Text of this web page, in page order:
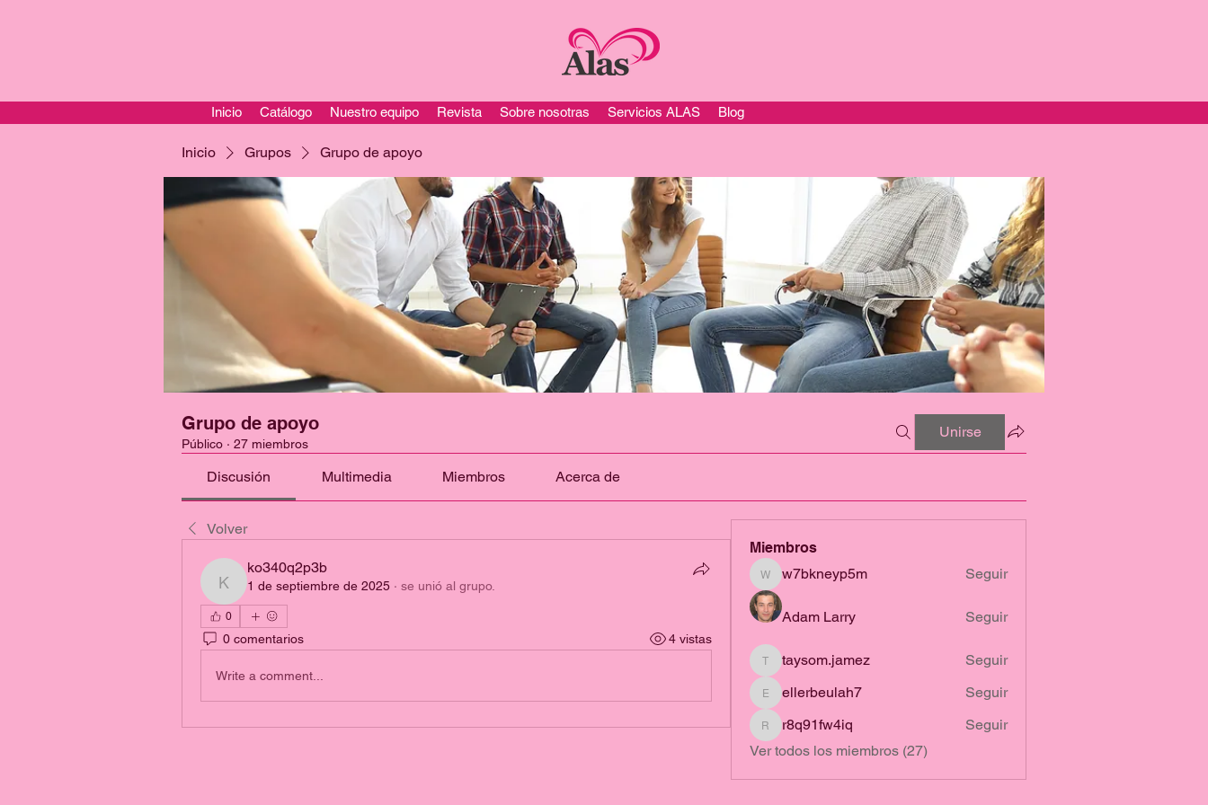
Inicio Catálogo Nuestro equipo Revista Sobre nosotras Servicios ALAS Blog
Inicio Grupos Grupo de apoyo
Grupo de apoyo
Público · 27 miembros
Unirse
Discusión Multimedia Miembros Acerca de
Volver
ko340q2p3b
ko340q2p3b
1 de septiembre de 2025 · se unió al grupo.
0
0 comentarios 4 vistas
Write a comment...
Miembros
w7bkneyp5m
w7bkneyp5m Seguir
Adam Larry Seguir
taysom.jamez
taysom.jamez Seguir
ellerbeulah7
ellerbeulah7 Seguir
r8q91fw4iq
r8q91fw4iq
Seguir
Ver todos los miembros (27)